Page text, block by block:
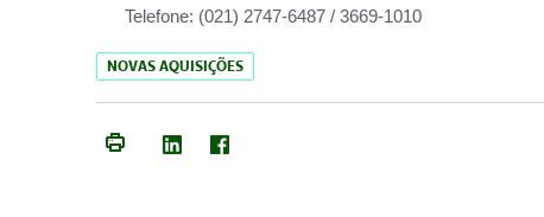
Telefone: (021) 2747-6487 / 3669-1010
NOVAS AQUISIÇÕES